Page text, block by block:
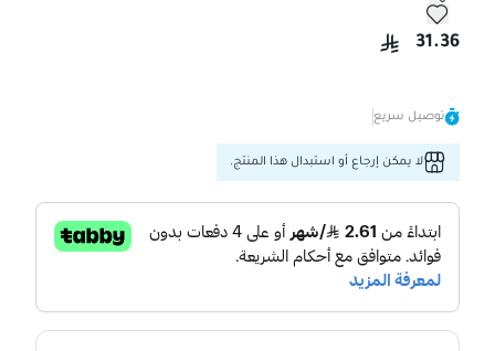
نيفيا مزيل عرق للرجال كوول كيك 50 مل
31.36
توصيل سريع
لا يمكن إرجاع أو استبدال هذا المنتج.